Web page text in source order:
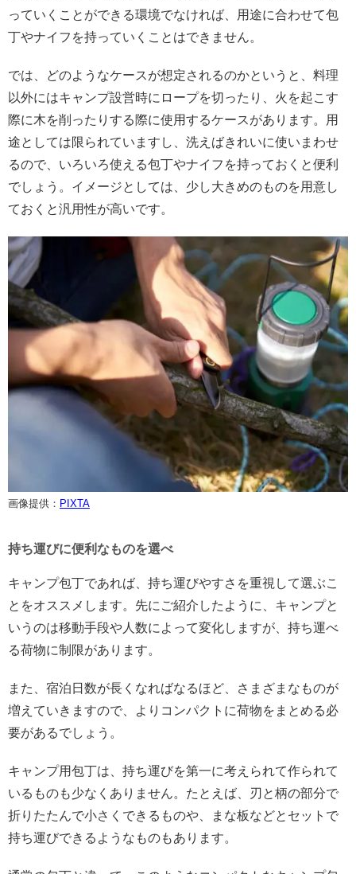
っていくことができる環境でなければ、用途に合わせて包
丁やナイフを持っていくことはできません。
では、どのようなケースが想定されるのかというと、料理
以外にはキャンプ設営時にロープを切ったり、火を起こす
際に木を削ったりする際に使用するケースがあります。用
途としては限られていますし、洗えばきれいに使いまわせ
るので、いろいろ使える包丁やナイフを持っておくと便利
でしょう。イメージとしては、少し大きめのものを用意し
ておくと汎用性が高いです。
画像提供： PIXTA
持ち運びに便利なものを選べ
キャンプ包丁であれば、持ち運びやすさを重視して選ぶこ
とをオススメします。先にご紹介したように、キャンプと
いうのは移動手段や人数によって変化しますが、持ち運べ
る荷物に制限があります。
また、宿泊日数が長くなればなるほど、さまざまなものが
増えていきますので、よりコンパクトに荷物をまとめる必
要があるでしょう。
キャンプ用包丁は、持ち運びを第一に考えられて作られて
いるものも少なくありません。たとえば、刃と柄の部分で
折りたたんで小さくできるものや、まな板などとセットで
持ち運びできるようなものもあります。